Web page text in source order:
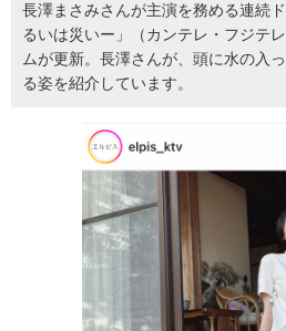
長澤まさみさんが主演を務める連続
るいは災いー」（カンテレ・フジテ
ムが更新。長澤さんが、頭に水の入
る姿を紹介しています。